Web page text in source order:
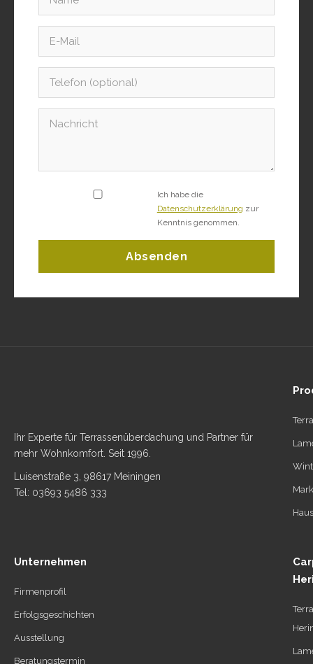
Ich habe die
Datenschutzerklärung zur
Kenntnis genommen.
Absenden
Ihr Experte für Terrassenüberdachung und Partner für
mehr Wohnkomfort. Seit 1996.
Luisenstraße 3, 98617 Meiningen
Tel: 03693 5486 333
Unternehmen
Firmenprofil
Erfolgsgeschichten
Ausstellung
Beratungstermin